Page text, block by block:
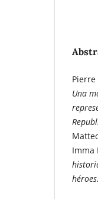
Pierre
Una
Imma